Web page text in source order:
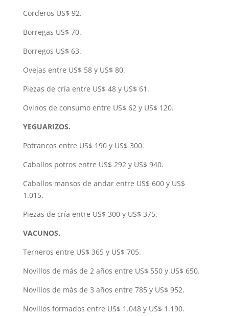
Corderos US$ 92.
Borregas US$ 70.
Borregos US$ 63.
Ovejas entre US$ 58 y US$ 80.
Piezas de cría entre US$ 48 y US$ 61.
Ovinos de consumo entre US$ 62 y US$ 120.
YEGUARIZOS.
Potrancos entre US$ 190 y US$ 300.
Caballos potros entre US$ 292 y US$ 940.
Caballos mansos de andar entre US$ 600 y US$
1.015.
Piezas de cría entre US$ 300 y US$ 375.
VACUNOS.
Terneros entre US$ 365 y US$ 705.
Novillos de más de 2 años entre US$ 550 y US$ 650.
Novillos de más de 3 años entre 785 y US$ 952.
Novillos formados entre US$ 1.048 y US$ 1.190.